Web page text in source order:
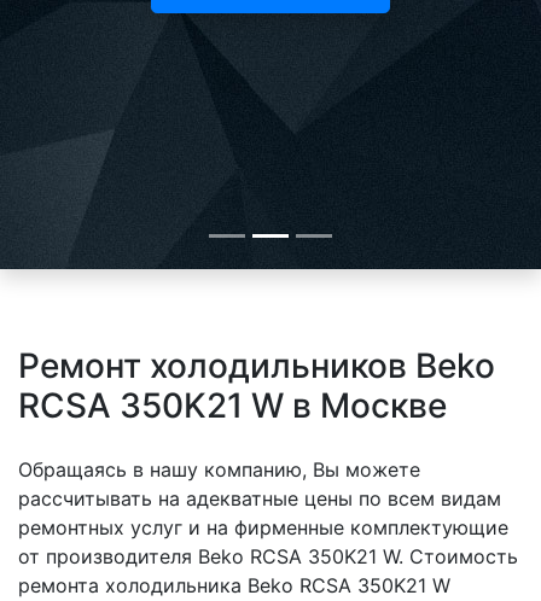
Ремонт холодильников Beko
RCSA 350K21 W в Москве
Обращаясь в нашу компанию, Вы можете
рассчитывать на адекватные цены по всем видам
ремонтных услуг и на фирменные комплектующие
от производителя Beko RCSA 350K21 W. Стоимость
ремонта холодильника Beko RCSA 350K21 W